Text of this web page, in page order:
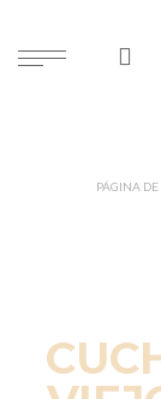
PÁGINA